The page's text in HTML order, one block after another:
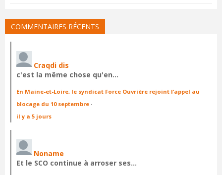
COMMENTAIRES RÉCENTS
Craqdi dis
c'est la même chose qu'en…
En Maine-et-Loire, le syndicat Force Ouvrière rejoint l’appel au
blocage du 10 septembre ·
il y a 5 jours
Noname
Et le SCO continue à arroser ses…